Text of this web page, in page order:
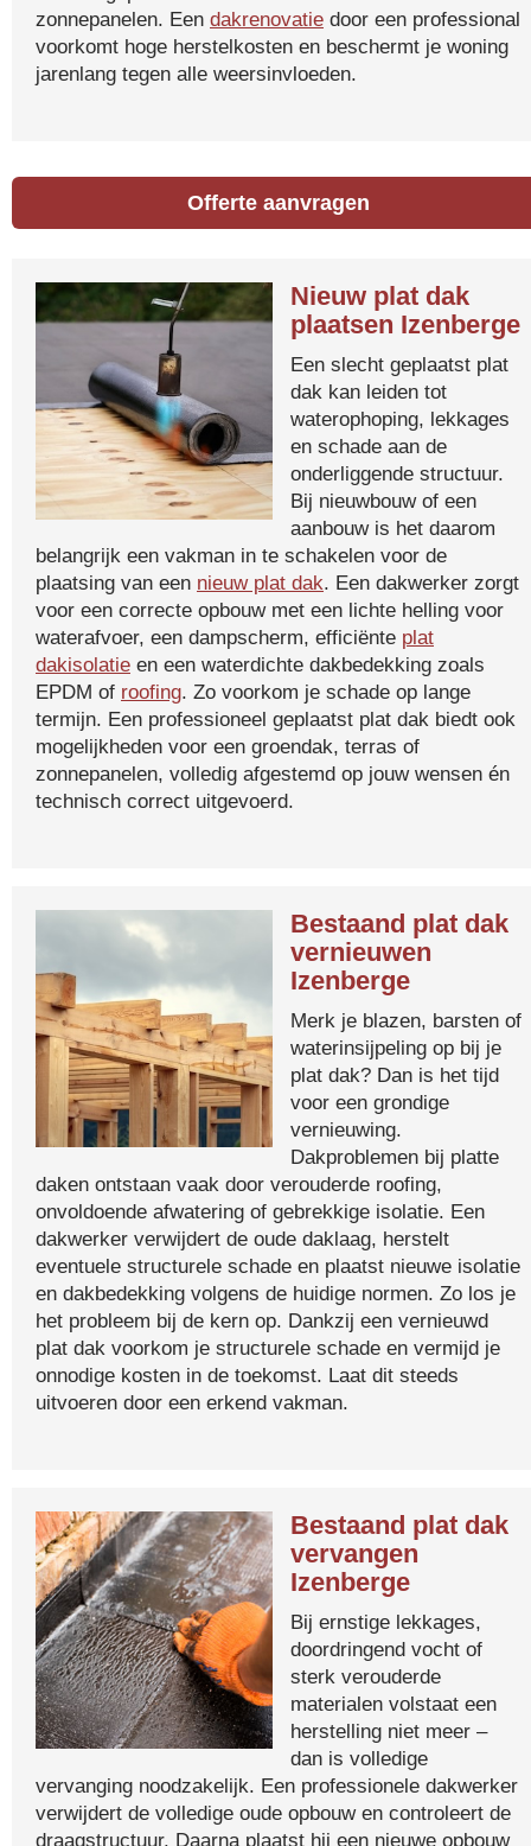
zonnepanelen. Een dakrenovatie door een professional
voorkomt hoge herstelkosten en beschermt je woning
jarenlang tegen alle weersinvloeden.
Offerte aanvragen
Nieuw plat dak
plaatsen Izenberge
Een slecht geplaatst plat
dak kan leiden tot
waterophoping, lekkages
en schade aan de
onderliggende structuur.
Bij nieuwbouw of een
aanbouw is het daarom
belangrijk een vakman in te schakelen voor de
plaatsing van een nieuw plat dak. Een dakwerker zorgt
voor een correcte opbouw met een lichte helling voor
waterafvoer, een dampscherm, efficiënte plat
dakisolatie en een waterdichte dakbedekking zoals
EPDM of roofing. Zo voorkom je schade op lange
termijn. Een professioneel geplaatst plat dak biedt ook
mogelijkheden voor een groendak, terras of
zonnepanelen, volledig afgestemd op jouw wensen én
technisch correct uitgevoerd.
Bestaand plat dak
vernieuwen
Izenberge
Merk je blazen, barsten of
waterinsijpeling op bij je
plat dak? Dan is het tijd
voor een grondige
vernieuwing.
Dakproblemen bij platte
daken ontstaan vaak door verouderde roofing,
onvoldoende afwatering of gebrekkige isolatie. Een
dakwerker verwijdert de oude daklaag, herstelt
eventuele structurele schade en plaatst nieuwe isolatie
en dakbedekking volgens de huidige normen. Zo los je
het probleem bij de kern op. Dankzij een vernieuwd
plat dak voorkom je structurele schade en vermijd je
onnodige kosten in de toekomst. Laat dit steeds
uitvoeren door een erkend vakman.
Bestaand plat dak
vervangen
Izenberge
Bij ernstige lekkages,
doordringend vocht of
sterk verouderde
materialen volstaat een
herstelling niet meer –
dan is volledige
vervanging noodzakelijk. Een professionele dakwerker
verwijdert de volledige oude opbouw en controleert de
draagstructuur. Daarna plaatst hij een nieuwe opbouw